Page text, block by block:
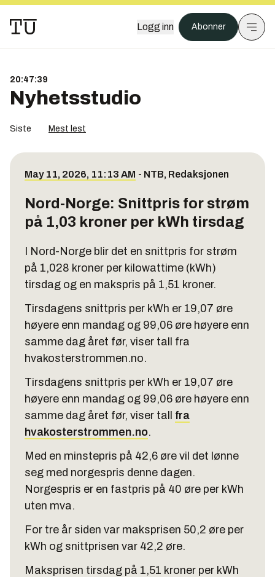
Logg inn Abonner
20:47:40
Nyhetsstudio
Siste Mest lest
May 11, 2026, 11:13 AM - NTB, Redaksjonen
Nord-Norge: Snittpris for strøm
på 1,03 kroner per kWh tirsdag
I Nord-Norge blir det en snittpris for strøm
på 1,028 kroner per kilowattime (kWh)
tirsdag og en makspris på 1,51 kroner.
Tirsdagens snittpris per kWh er 19,07 øre
høyere enn mandag og 99,06 øre høyere enn
samme dag året før, viser tall fra
hvakosterstrommen.no.
Tirsdagens snittpris per kWh er 19,07 øre
høyere enn mandag og 99,06 øre høyere enn
samme dag året før, viser tall fra
hvakosterstrommen.no.
Med en minstepris på 42,6 øre vil det lønne
seg med norgespris denne dagen.
Norgespris er en fastpris på 40 øre per kWh
uten mva.
For tre år siden var maksprisen 50,2 øre per
kWh og snittprisen var 42,2 øre.
Maksprisen tirsdag på 1,51 kroner per kWh